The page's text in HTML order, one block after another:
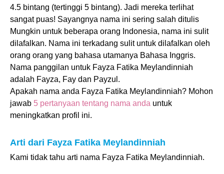
4.5 bintang (tertinggi 5 bintang). Jadi mereka terlihat
sangat puas! Sayangnya nama ini sering salah ditulis
Mungkin untuk beberapa orang Indonesia, nama ini sulit
dilafalkan. Nama ini terkadang sulit untuk dilafalkan oleh
orang orang yang bahasa utamanya Bahasa Inggris.
Nama panggilan untuk Fayza Fatika Meylandinniah
adalah Fayza, Fay dan Payzul.
Apakah nama anda Fayza Fatika Meylandinniah? Mohon
jawab 5 pertanyaan tentang nama anda untuk
meningkatkan profil ini.
Arti dari Fayza Fatika Meylandinniah
Kami tidak tahu arti nama Fayza Fatika Meylandinniah.